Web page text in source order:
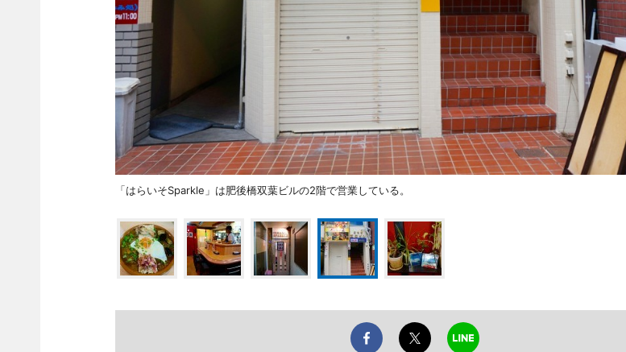
「はらいそSparkle」は肥後橋双葉ビルの2階で営業している。